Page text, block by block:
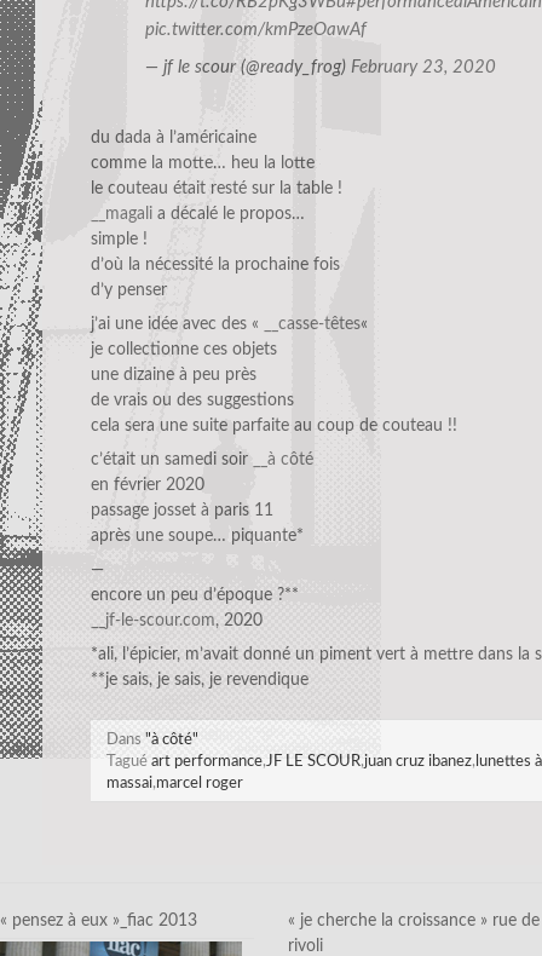
pic.twitter.com/kmPzeOawAf
— jf le scour (@ready_frog) February 23, 2020
du dada à l’américaine
comme la motte… heu la lotte
le couteau était resté sur la table !
__magali a décalé le propos…
simple !
d’où la nécessité la prochaine fois
d’y penser
j’ai une idée avec des «
__casse-têtes«
je collectionne ces objets
une dizaine à peu près
de vrais ou des suggestions
cela sera une suite parfaite au coup de couteau !!
c’était un samedi soir
__à côté
en février 2020
passage josset à paris 11
après une soupe… piquante*
—
encore un peu d’époque ?**
__jf-le-scour.com, 2020
*ali, l’épicier, m’avait donné un piment vert à mettre dans la
**je sais, je sais, je revendique
Dans "à côté"
Tagué art performance, JF LE SCOUR,juan cruz ibanez, lunettes
massai,marcel roger
« pensez à eux »_fiac 2013
« je cherche la croissance » rue de
rivoli